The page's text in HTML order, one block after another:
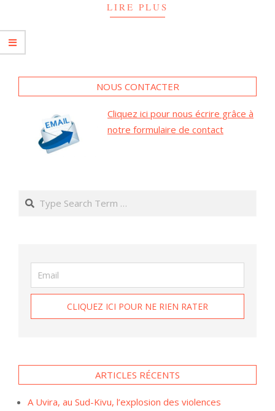
LIRE PLUS
NOUS CONTACTER
Cliquez ici pour nous écrire grâce à
notre formulaire de contact
Search
ARTICLES RÉCENTS
A Uvira, au Sud-Kivu, l’explosion des violences